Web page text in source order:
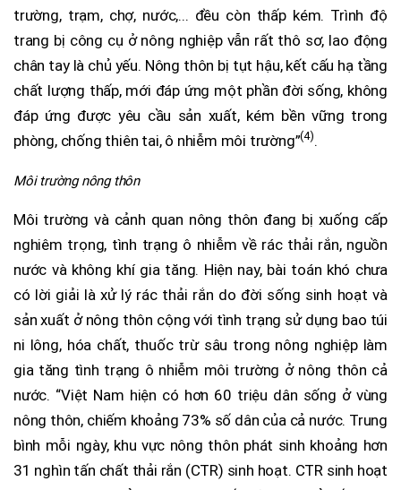
trường, trạm, chợ, nước,... đều còn thấp kém. Trình độ
trang bị công cụ ở nông nghiệp vẫn rất thô sơ, lao động
chân tay là chủ yếu. Nông thôn bị tụt hậu, kết cấu hạ tầng
chất lượng thấp, mới đáp ứng một phần đời sống, không
đáp ứng được yêu cầu sản xuất, kém bền vững trong
phòng, chống thiên tai, ô nhiễm môi trường”(4).
Môi trường nông thôn
Môi trường và cảnh quan nông thôn đang bị xuống cấp
nghiêm trọng, tình trạng ô nhiễm về rác thải rắn, nguồn
nước và không khí gia tăng. Hiện nay, bài toán khó chưa
có lời giải là xử lý rác thải rắn do đời sống sinh hoạt và
sản xuất ở nông thôn cộng với tình trạng sử dụng bao túi
ni lông, hóa chất, thuốc trừ sâu trong nông nghiệp làm
gia tăng tình trạng ô nhiễm môi trường ở nông thôn cả
nước. “Việt Nam hiện có hơn 60 triệu dân sống ở vùng
nông thôn, chiếm khoảng 73% số dân của cả nước. Trung
bình mỗi ngày, khu vực nông thôn phát sinh khoảng hơn
31 nghìn tấn chất thải rắn (CTR) sinh hoạt. CTR sinh hoạt